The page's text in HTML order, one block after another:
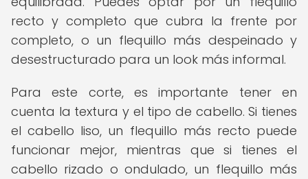
recto y completo que cubra la frente por
completo, o un flequillo más despeinado y
desestructurado para un look más informal.
Para este corte, es importante tener en
cuenta la textura y el tipo de cabello. Si tienes
el cabello liso, un flequillo más recto puede
funcionar mejor, mientras que si tienes el
cabello rizado o ondulado, un flequillo más